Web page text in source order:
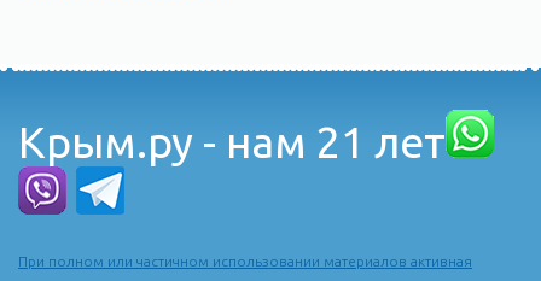
Крым.ру - нам 21 лет
При полном или частичном использовании материалов активная